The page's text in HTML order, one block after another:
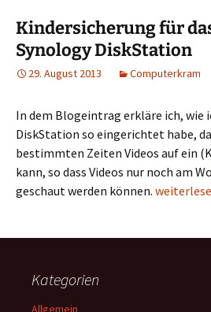
Kindersicherung für
Synology DiskStation
29. August 2013 Computerkram
In dem Blogeintrag erkläre ich, wie
DiskStation so eingerichtet habe,
bestimmten Zeiten Videos auf ein
kann, so dass Videos nur noch am
geschaut werden können.
Kategorien
Allgemein